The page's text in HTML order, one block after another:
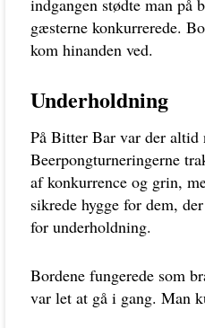
indgangen stødte man på
gæsterne konkurrerede.
kom hinanden ved.
Underholdning
På Bitter Bar var der altid
Beerpongturneringerne
af konkurrence og grin,
sikrede hygge for dem,
for underholdning.
Bordene fungerede som
var let at gå i gang. Man